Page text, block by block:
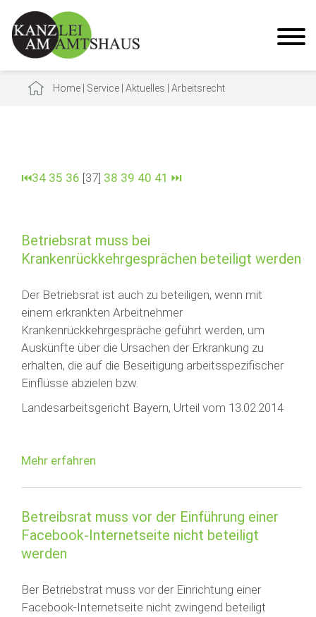
Home Service Aktuelles Arbeitsrecht
⏮34 35 36 [37] 38 39 40 41 ⏭
Betriebsrat muss bei
Krankenrückkehrgesprächen beteiligt werden
Der Betriebsrat ist auch zu beteiligen, wenn mit
einem erkrankten Arbeitnehmer
Krankenrückkehrgespräche geführt werden, um
Auskünfte über die Ursachen der Erkrankung zu
erhalten, die auf die Beseitigung arbeitsspezifischer
Einflüsse abzielen bzw.
Landesarbeitsgericht Bayern, Urteil vom 13.02.2014
Mehr erfahren
Betreibsrat muss vor der Einführung einer
Facebook-Internetseite nicht beteiligt
werden
Ber Betriebstrat muss vor der Einrichtung einer
Facebook-Internetseite nicht zwingend beteiligt